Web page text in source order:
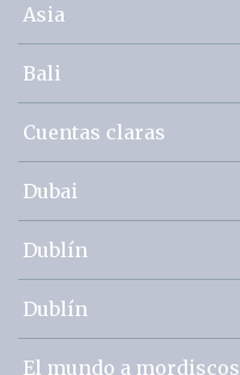
Asia
Bali
Cuentas claras
Dubai
Dublín
Dublín
El mundo a mordiscos